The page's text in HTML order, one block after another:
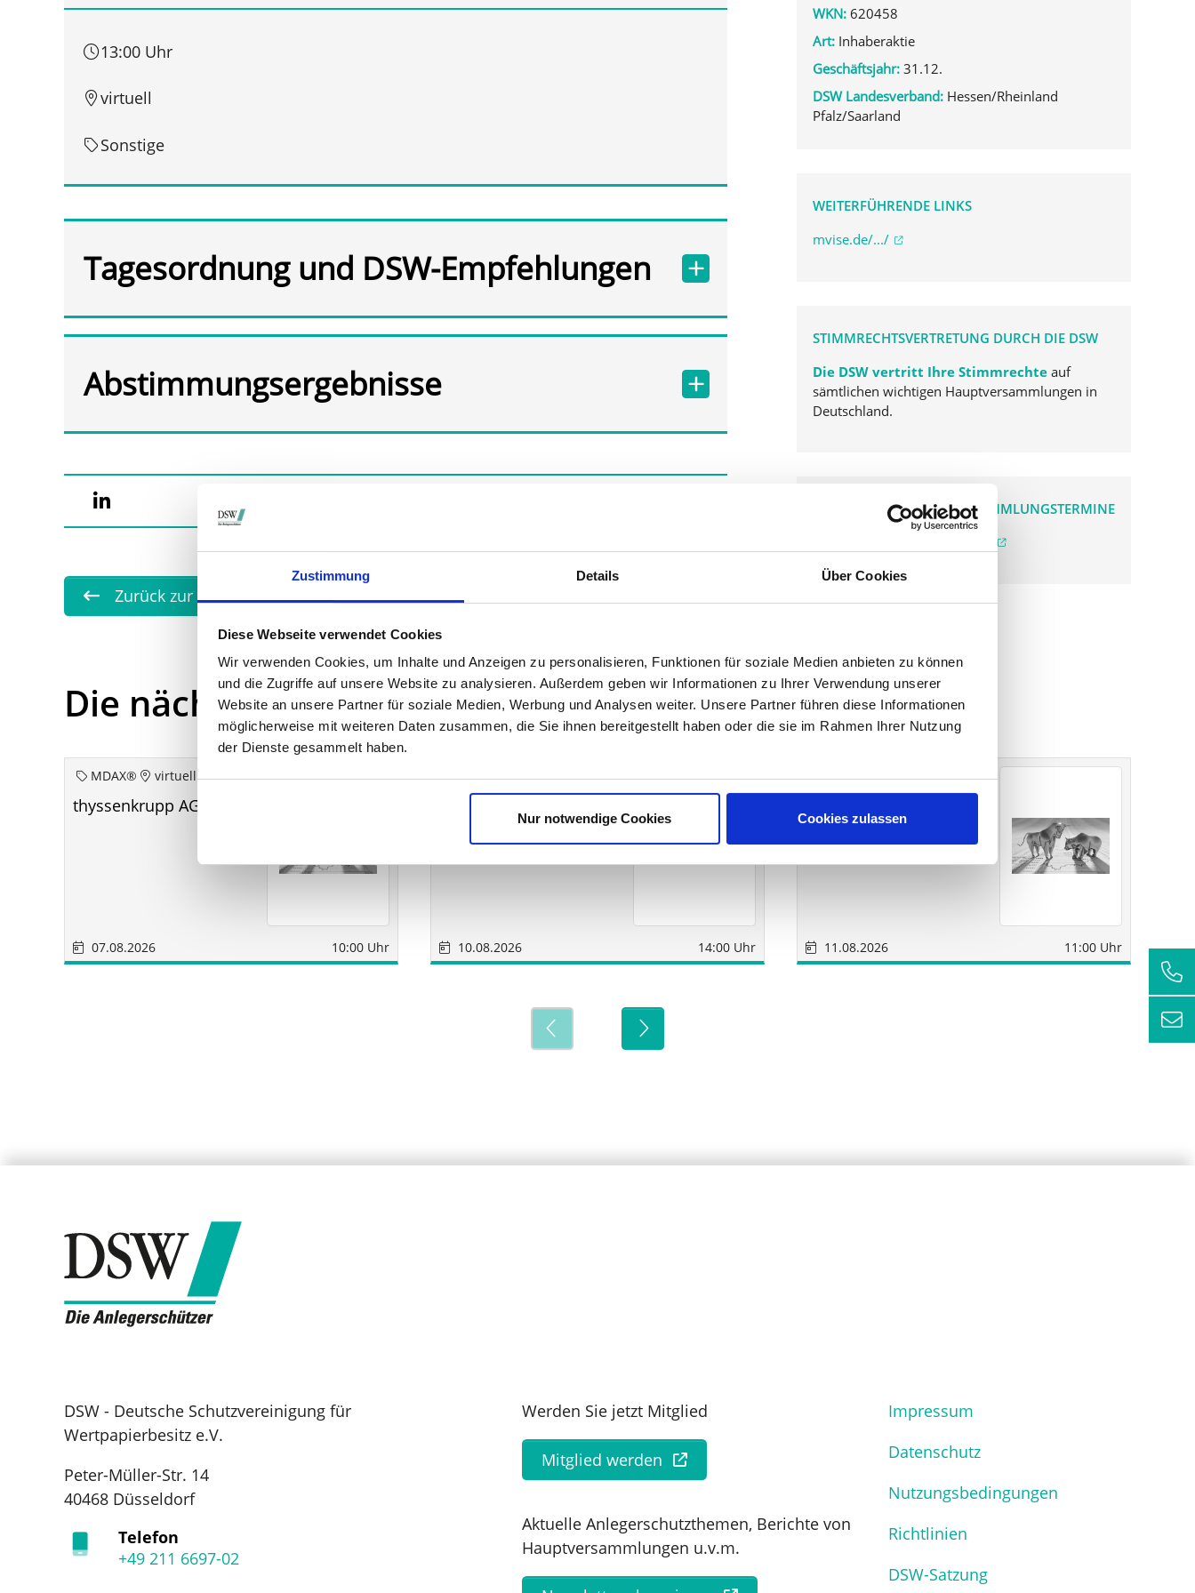
Zustimmung Details Über Cookies
Diese Webseite verwendet Cookies
Wir verwenden Cookies, um Inhalte und Anzeigen zu personalisieren, Funktionen für soziale Medien anbieten zu können
und die Zugriffe auf unsere Website zu analysieren. Außerdem geben wir Informationen zu Ihrer Verwendung unserer
Website an unsere Partner für soziale Medien, Werbung und Analysen weiter. Unsere Partner führen diese Informationen
möglicherweise mit weiteren Daten zusammen, die Sie ihnen bereitgestellt haben oder die sie im Rahmen Ihrer Nutzung
der Dienste gesammelt haben.
Nur notwendige Cookies Cookies zulassen
13:00 Uhr
virtuell
Sonstige
Tagesordnung und DSW-Empfehlungen
Abstimmungsergebnisse
Zurück zur Übersicht
WKN: 620458
Art: Inhaberaktie
Geschäftsjahr: 31.12.
DSW Landesverband: Hessen/Rheinland
Pfalz/Saarland
WEITERFÜHRENDE LINKS
mvise.de/.../
STIMMRECHTSVERTRETUNG DURCH DIE DSW
Die DSW vertritt Ihre Stimmrechte auf
sämtlichen wichtigen Hauptversammlungen in
Deutschland.
VERGANGENE HAUPTVERSAMMLUNGSTERMINE
Die nächsten Termine
MDAX® virtuell
thyssenkrupp AG aoHV
07.08.2026 10:00 Uhr
Sonstige München
10.08.2026 14:00 Uhr
Sonstige Sindelfingen
Wirtschaftsberatungs
AG
11.08.2026 11:00 Uhr
DSW - Deutsche Schutzvereinigung für
Wertpapierbesitz e.V.
Peter-Müller-Str. 14
40468 Düsseldorf
Telefon
+49 211 6697-02
Werden Sie jetzt Mitglied
Mitglied werden
Aktuelle Anlegerschutzthemen, Berichte von
Hauptversammlungen u.v.m.
Impressum
Datenschutz
Nutzungsbedingungen
Richtlinien
DSW-Satzung